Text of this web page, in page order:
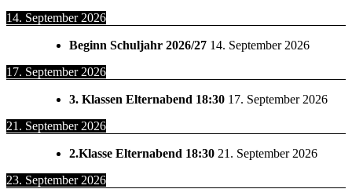
14. September 2026
Beginn Schuljahr 2026/27 14. September 2026
17. September 2026
3. Klassen Elternabend 18:30 17. September 2026
21. September 2026
2.Klasse Elternabend 18:30 21. September 2026
23. September 2026